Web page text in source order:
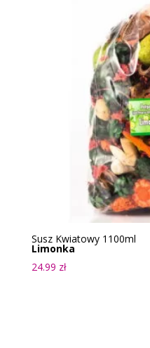
Susz Kwiatowy 1100ml
Limonka
24.99 zł